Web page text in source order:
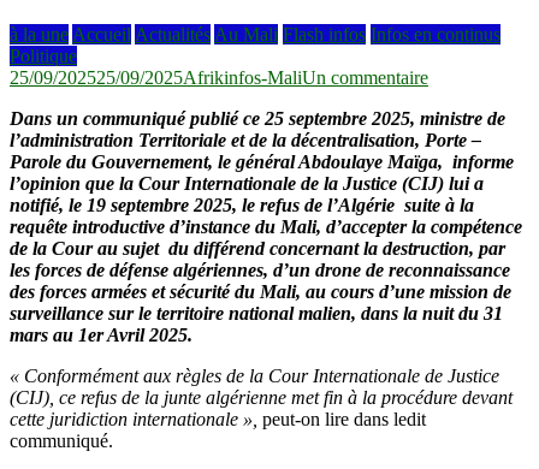
à la une Accueil Actualités Au Mali Flash infos Infos en continus
Politique
25/09/202525/09/2025Afrikinfos-MaliUn commentairesur
de
drone
abattu
:
fin
de
la
requête
du
Mali
devant
la
Dans un communiqué publié ce 25 septembre 2025, ministre de
l’administration Territoriale et de la décentralisation, Porte –
Parole du Gouvernement, le général Abdoulaye Maïga, informe
l’opinion que la Cour Internationale de la Justice (CIJ) lui a
notifié, le 19 septembre 2025, le refus de l’Algérie suite à la
requête introductive d’instance du Mali, d’accepter la compétence
de la Cour au sujet du différend concernant la destruction, par
les forces de défense algériennes, d’un drone de reconnaissance
des forces armées et sécurité du Mali, au cours d’une mission de
surveillance sur le territoire national malien, dans la nuit du 31
mars au 1er Avril 2025.
« Conformément aux règles de la Cour Internationale de Justice
(CIJ), ce refus de la junte algérienne met fin à la procédure devant
cette juridiction internationale », peut-on lire dans ledit
communiqué.